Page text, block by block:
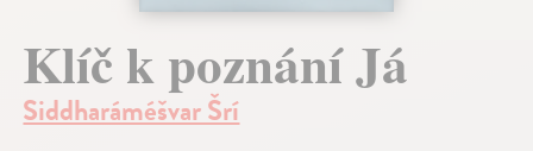
Klíč k poznání Já
Siddharáméšvar Šrí